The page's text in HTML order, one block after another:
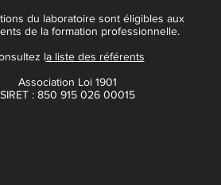
du laboratoire sont éligibles aux
de la formation professionnelle.
la liste des référents
Association Loi 1901
SIRET : 850 915 026 00015